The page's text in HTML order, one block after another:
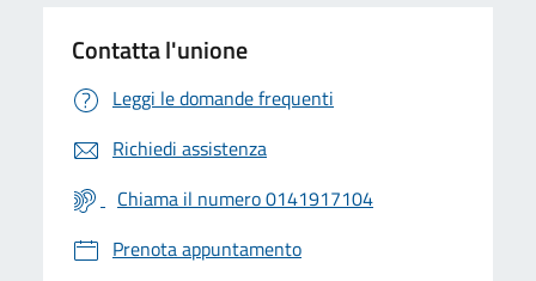
Contatta l'unione
Leggi le domande frequenti
Richiedi assistenza
Chiama il numero 0141917104
Prenota appuntamento